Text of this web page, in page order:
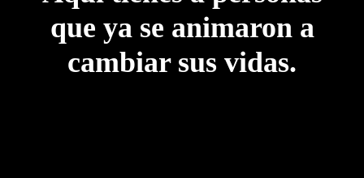
que ya se animaron a
cambiar sus vidas.